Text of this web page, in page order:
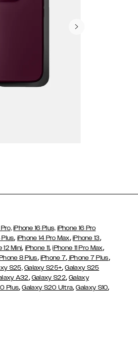
iPhone 16 Plus, iPhone 16 Pro
Plus, iPhone 14 Pro Max, iPhone 13,
12 Mini, iPhone 11,iPhone 11 Pro Max,
8 Plus, iPhone 7, iPhone 7 Plus,
S25, Galaxy S25+,Galaxy S25
A32, Galaxy S22,Galaxy
Plus,Galaxy S20 Ultra,Galaxy S10,